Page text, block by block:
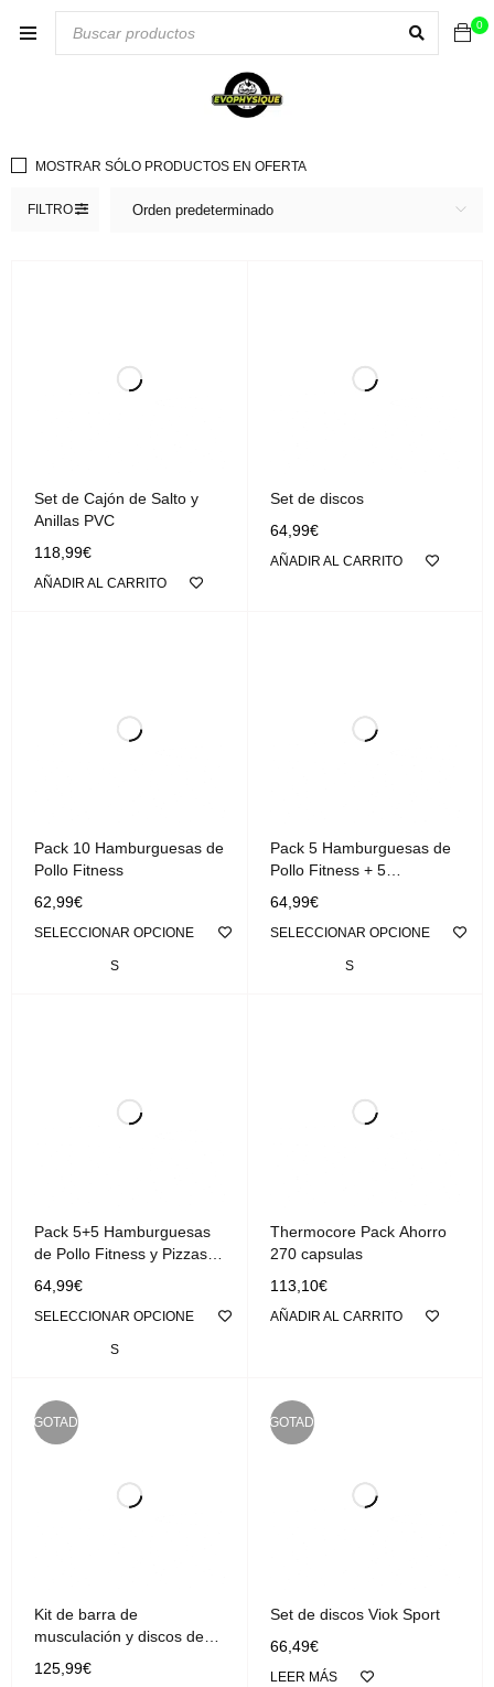
0
FILTRO Orden predeterminado
MOSTRAR SÓLO PRODUCTOS EN OFERTA
Set de Cajón de Salto y
Anillas PVC
118,99€
AÑADIR AL CARRITO
Set de discos
64,99€
AÑADIR AL CARRITO
Pack 10 Hamburguesas de
Pollo Fitness
62,99€
SELECCIONAR OPCIONE
S
Pack 5 Hamburguesas de
Pollo Fitness + 5
Hamburguesas de Ternera
Fitness
64,99€
SELECCIONAR OPCIONE
S
Pack 5+5 Hamburguesas
de Pollo Fitness y Pizzas
64,99€
SELECCIONAR OPCIONE
S
Thermocore Pack Ahorro
270 capsulas
113,10€
AÑADIR AL CARRITO
AGOTADO
Kit de barra de
musculación y discos de
pesas Olímpico
125,99€
AGOTADO
Set de discos Viok Sport
66,49€
LEER MÁS